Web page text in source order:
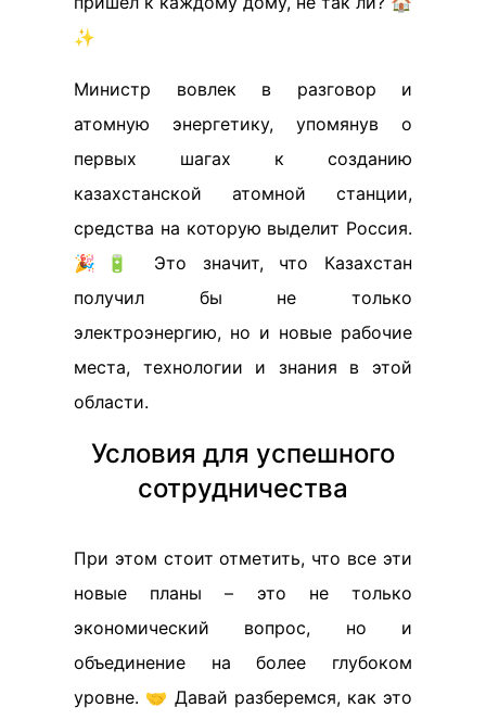
✨
Министр вовлек в разговор и
атомную энергетику, упомянув о
первых шагах к созданию
казахстанской атомной станции,
средства на которую выделит Россия.
🎉🔋 Это значит, что Казахстан
получил бы не только
электроэнергию, но и новые рабочие
места, технологии и знания в этой
области.
Условия для успешного
сотрудничества
При этом стоит отметить, что все эти
новые планы – это не только
экономический вопрос, но и
объединение на более глубоком
уровне. 🤝 Давай разберемся, как это